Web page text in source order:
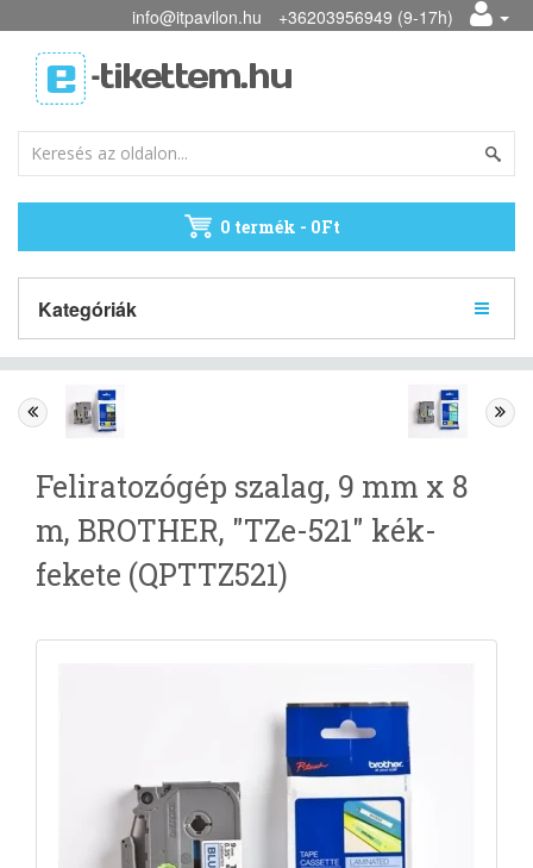
info@itpavilon.hu +36203956949 (9-17h)
0 termék - 0Ft
Kategóriák
Feliratozógép szalag, 9 mm x 8
m, BROTHER, "TZe-521" kék-
fekete (QPTTZ521)